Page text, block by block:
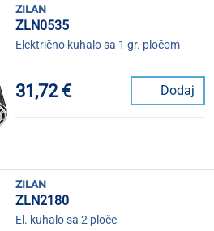
zilan
ZLN0535
Električno kuhalo sa 1 gr. pločom
31,72 € Dodaj
zilan
ZLN2180
El. kuhalo sa 2 ploče